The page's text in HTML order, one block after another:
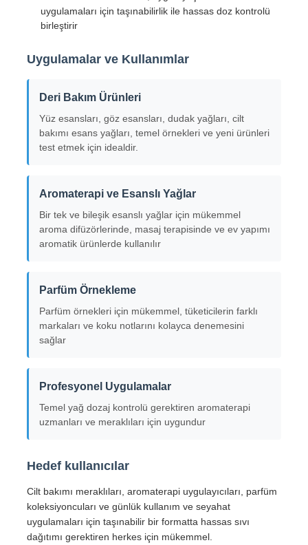
Kalite kontrol
Bize ulaşın
Kozmetik sprey şişesi
kozmetik losyon şişesi
Kozmetik rulo şişesi
Kozmetik krem ​​kavanoz
vidalı Losyon Pompası
uygulamaları için taşınabilirlik ile hassas doz kontrolü
birleştirir
Uygulamalar ve Kullanımlar
Deri Bakım Ürünleri
Yüz esansları, göz esansları, dudak yağları, cilt
bakımı esans yağları, temel örnekleri ve yeni ürünleri
test etmek için idealdir.
Aromaterapi ve Esanslı Yağlar
Bir tek ve bileşik esanslı yağlar için mükemmel
aroma difüzörlerinde, masaj terapisinde ve ev yapımı
aromatik ürünlerde kullanılır
Parfüm Örnekleme
Parfüm örnekleri için mükemmel, tüketicilerin farklı
markaları ve koku notlarını kolayca denemesini
sağlar
Profesyonel Uygulamalar
Temel yağ dozaj kontrolü gerektiren aromaterapi
uzmanları ve meraklıları için uygundur
Hedef kullanıcılar
Cilt bakımı meraklıları, aromaterapi uygulayıcıları, parfüm
koleksiyoncuları ve günlük kullanım ve seyahat
uygulamaları için taşınabilir bir formatta hassas sıvı
dağıtımı gerektiren herkes için mükemmel.